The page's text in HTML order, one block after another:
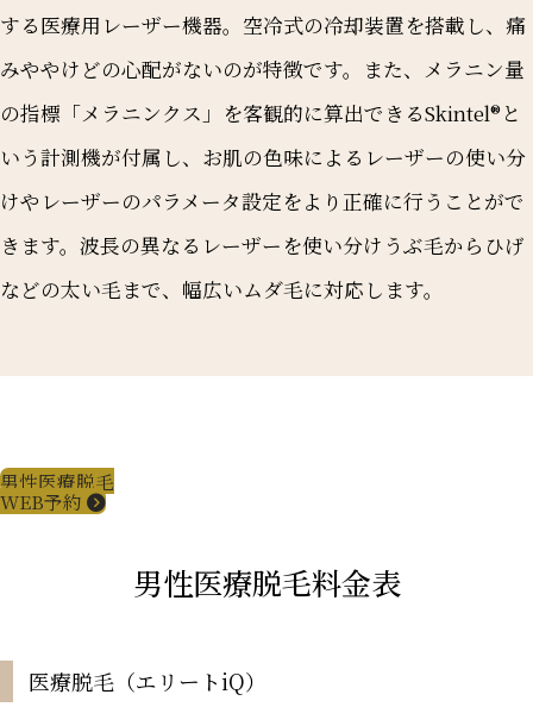
する医療用レーザー機器。空冷式の冷却装置を搭載し、痛
みややけどの心配がないのが特徴です。また、メラニン量
の指標「メラニンクス」を客観的に算出できるSkintel®と
いう計測機が付属し、お肌の色味によるレーザーの使い分
けやレーザーのパラメータ設定をより正確に行うことがで
きます。波長の異なるレーザーを使い分けうぶ毛からひげ
などの太い毛まで、幅広いムダ毛に対応します。
男性医療脱毛
WEB予約
男性医療脱毛料金表
医療脱毛（エリートiQ）